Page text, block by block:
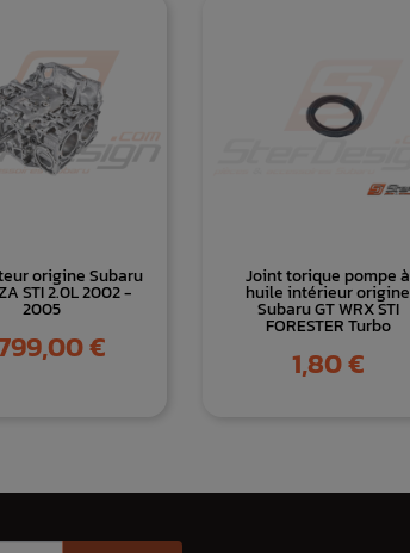
origine Subaru
STI 2.0L 2002 -
2005
€
Joint torique pompe à
huile intérieur origine
Subaru GT WRX STI
FORESTER Turbo
Prix
1,80 €